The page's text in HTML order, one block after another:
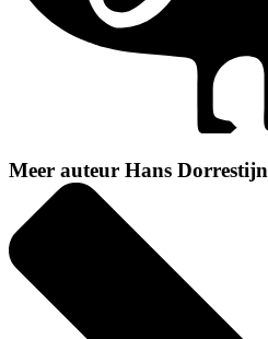
Meer auteur Hans Dorrestijn